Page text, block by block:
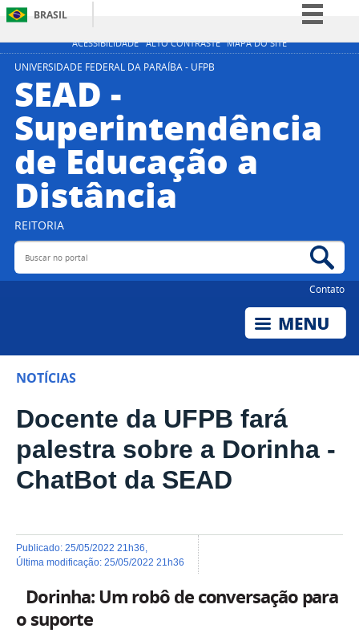
ACESSIBILIDADE ALTO CONTRASTE MAPA DO SITE
BRASIL
Simplifique!
Acesso à informação
Legislação
Canais
UNIVERSIDADE FEDERAL DA PARAÍBA - UFPB
SEAD -
Superintendência
de Educação a
Distância
REITORIA
Buscar no portal
Contato
NOTÍCIAS
Docente da UFPB fará
palestra sobre a Dorinha -
ChatBot da SEAD
publicado: 25/05/2022 21h36
última modificação: 25/05/2022 21h36
Dorinha: Um robô de conversação para
o suporte